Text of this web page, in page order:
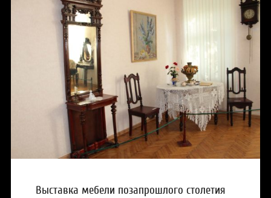
Выставка мебели позапрошлого столетия